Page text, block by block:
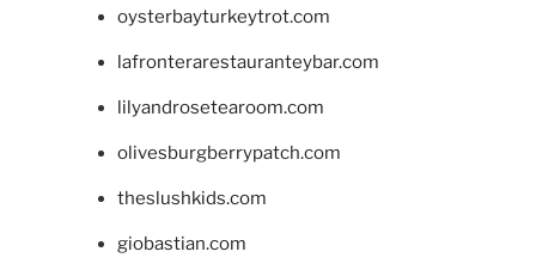
oysterbayturkeytrot.com
lafronterarestauranteybar.com
lilyandrosetearoom.com
olivesburgberrypatch.com
theslushkids.com
giobastian.com